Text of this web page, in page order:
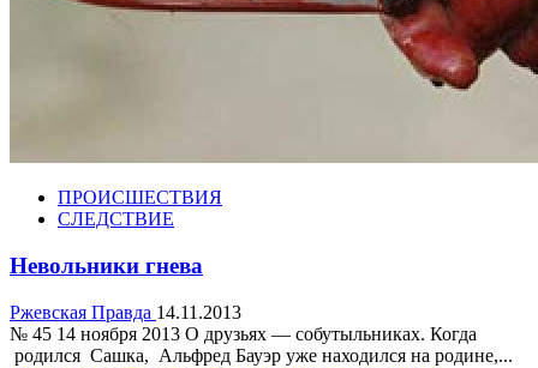
ПРОИСШЕСТВИЯ
СЛЕДСТВИЕ
Невольники гнева
Ржевская Правда 14.11.2013
№ 45 14 ноября 2013 О друзьях — собутыльниках. Когда
родился Сашка, Альфред Бауэр уже находился на родине,...